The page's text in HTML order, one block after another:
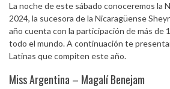
La noche de este sábado conoceremos la
2024, la sucesora de la Nicaragüense
año cuenta con la participación de más de
todo el mundo. A continuación te
Latinas que compiten este año.
Miss Argentina – Magalí Benejam